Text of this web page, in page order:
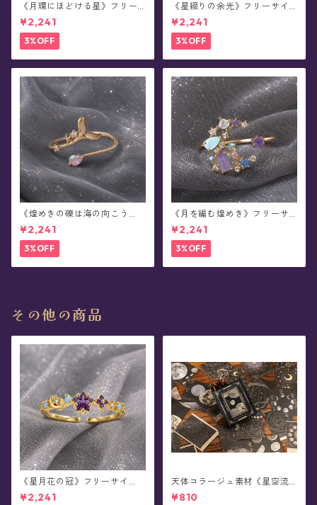
《月環にほどける星》フリー
サイズ・リング
¥2,241
3%OFF
《星綴りの余光》フリーサイ
ズ・リング
¥2,241
3%OFF
《煌めきの礫は海の向こう
へ》フリーサイズ・リング
¥2,241
3%OFF
《月を編む煌めき》フリーサ
イズ・リング
¥2,241
3%OFF
その他の商品
《星月花の冠》フリーサイ
ズ・リング
¥2,241
天体コラージュ素材《星空流
光》豆本型ペーパー(60枚入)
¥810